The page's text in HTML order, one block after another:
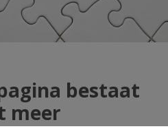
bestaat
meer